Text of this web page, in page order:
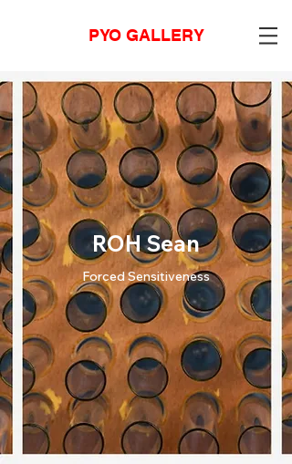
PYO GALLERY
ROH Sean
Forced Sensitiveness